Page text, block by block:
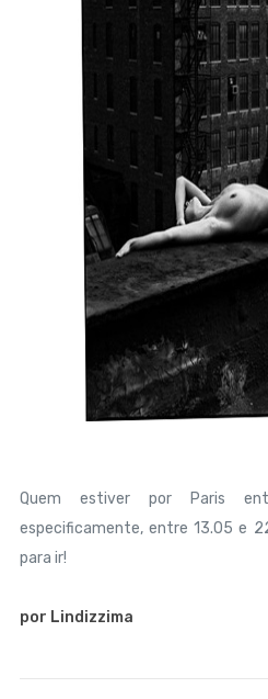
Quem estiver por Paris
especificamente, entre 13.05 e
para ir!
por Lindizzima